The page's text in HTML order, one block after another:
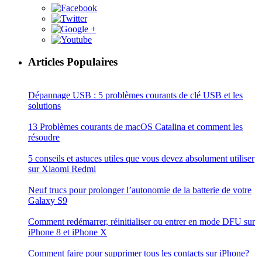
Articles Populaires
Dépannage USB : 5 problèmes courants de clé USB et les
solutions
13 Problèmes courants de macOS Catalina et comment les
résoudre
5 conseils et astuces utiles que vous devez absolument utiliser
sur Xiaomi Redmi
Neuf trucs pour prolonger l’autonomie de la batterie de votre
Galaxy S9
Comment redémarrer, réinitialiser ou entrer en mode DFU sur
iPhone 8 et iPhone X
Comment faire pour supprimer tous les contacts sur iPhone?